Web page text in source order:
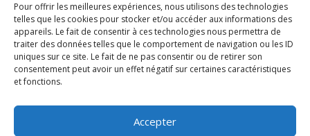
Pour offrir les meilleures expériences, nous utilisons des technologies
telles que les cookies pour stocker et/ou accéder aux informations des
appareils. Le fait de consentir à ces technologies nous permettra de
traiter des données telles que le comportement de navigation ou les ID
uniques sur ce site. Le fait de ne pas consentir ou de retirer son
consentement peut avoir un effet négatif sur certaines caractéristiques
et fonctions.
Accepter
Cliquez pour accepter les cookies
marketing et activer ce contenu